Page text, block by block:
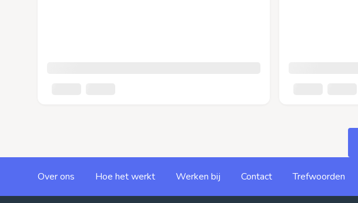
Over ons Hoe het werkt Werken bij Contact Trefwoorden